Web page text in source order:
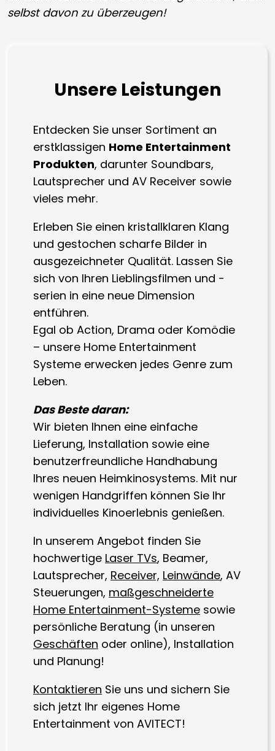
selbst davon zu überzeugen!
Unsere Leistungen
Entdecken Sie unser Sortiment an
erstklassigen Home Entertainment
Produkten, darunter Soundbars,
Lautsprecher und AV Receiver sowie
vieles mehr.
Erleben Sie einen kristallklaren Klang
und gestochen scharfe Bilder in
ausgezeichneter Qualität. Lassen Sie
sich von Ihren Lieblingsfilmen und -
serien in eine neue Dimension
entführen.
Egal ob Action, Drama oder Komödie
– unsere Home Entertainment
Systeme erwecken jedes Genre zum
Leben.
Das Beste daran:
Wir bieten Ihnen eine einfache
Lieferung, Installation sowie eine
benutzerfreundliche Handhabung
Ihres neuen Heimkinosystems. Mit nur
wenigen Handgriffen können Sie Ihr
individuelles Kinoerlebnis genießen.
In unserem Angebot finden Sie
hochwertige Laser TVs, Beamer,
Lautsprecher, Receiver, Leinwände, AV
Steuerungen, maßgeschneiderte
Home Entertainment-Systeme sowie
persönliche Beratung (in unseren
Geschäften oder online), Installation
und Planung!
Kontaktieren Sie uns und sichern Sie
sich jetzt Ihr eigenes Home
Entertainment von AVITECT!